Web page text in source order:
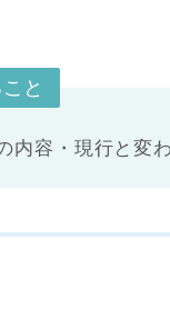
と
内容・現行と変